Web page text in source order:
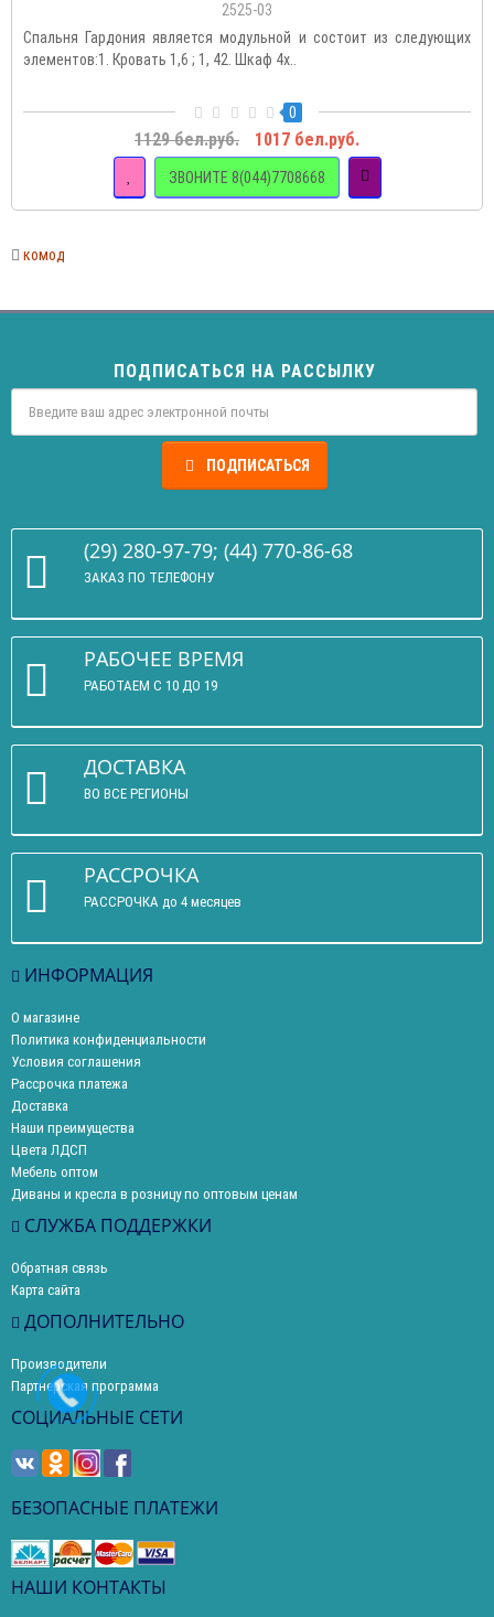
2525-03
Спальня Гардония является модульной и состоит из следующих
элементов:1. Кровать 1,6 ; 1, 42. Шкаф 4х..
0
1129 бел.руб. 1017 бел.руб.
ЗВОНИТЕ 8(044)7708668
комод
ПОДПИСАТЬСЯ НА РАССЫЛКУ
ПОДПИСАТЬСЯ
(29) 280-97-79; (44) 770-86-68
ЗАКАЗ ПО ТЕЛЕФОНУ
РАБОЧЕЕ ВРЕМЯ
РАБОТАЕМ С 10 ДО 19
ДОСТАВКА
ВО ВСЕ РЕГИОНЫ
РАССРОЧКА
РАССРОЧКА до 4 месяцев
ИНФОРМАЦИЯ
О магазине
Политика конфиденциальности
Условия соглашения
Рассрочка платежа
Доставка
Наши преимущества
Цвета ЛДСП
Мебель оптом
Диваны и кресла в розницу по оптовым ценам
СЛУЖБА ПОДДЕРЖКИ
Обратная связь
Карта сайта
ДОПОЛНИТЕЛЬНО
Производители
Партнерская программа
СОЦИАЛЬНЫЕ СЕТИ
БЕЗОПАСНЫЕ ПЛАТЕЖИ
НАШИ КОНТАКТЫ